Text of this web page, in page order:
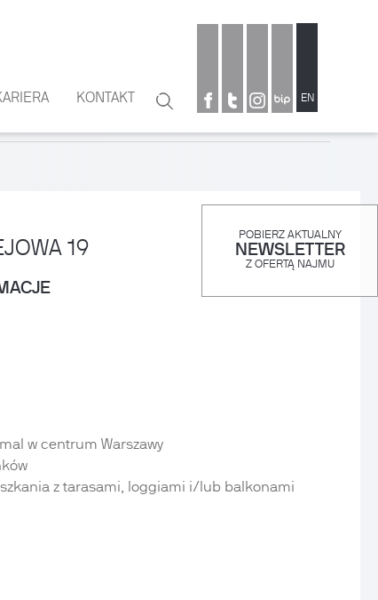
POBIERZ AKTUALNY
NEWSLETTER
Z OFERTĄ NAJMU
KONTAKT
Formularz
wyszukiwania
Szukaj EN
19
w centrum Warszawy
z tarasami, loggiami i/lub balkonami